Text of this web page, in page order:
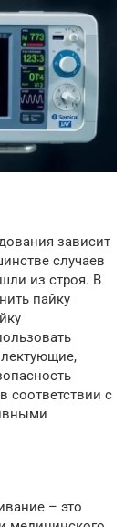
зависит
случаев
из строя. В
пайку
соответствии с
– это